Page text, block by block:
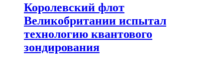
Королевский флот
Великобритании испытал
технологию квантового
зондирования